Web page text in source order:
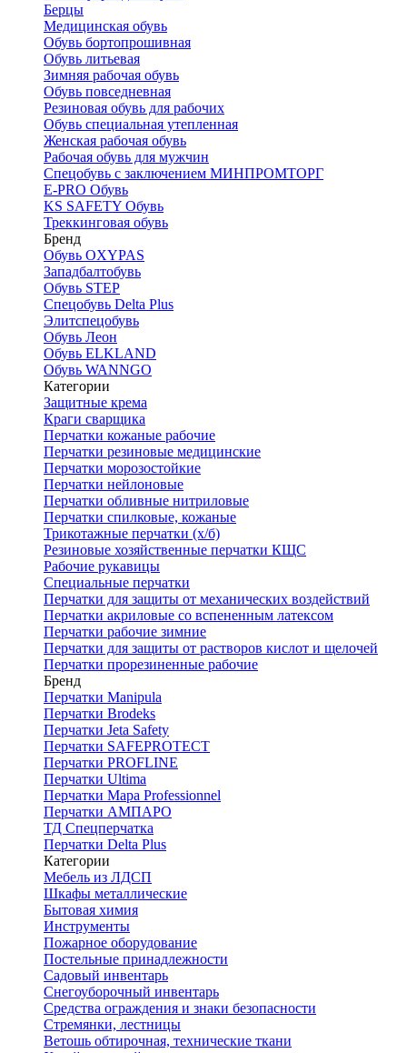
Берцы
Медицинская обувь
Обувь бортопрошивная
Обувь литьевая
Зимняя рабочая обувь
Обувь повседневная
Резиновая обувь для рабочих
Обувь специальная утепленная
Женская рабочая обувь
Рабочая обувь для мужчин
Спецобувь с заключением МИНПРОМТОРГ
E-PRO Обувь
KS SAFETY Обувь
Треккинговая обувь
Бренд
Обувь OXYPAS
Западбалтобувь
Обувь STEP
Спецобувь Delta Plus
Элитспецобувь
Обувь Леон
Обувь ELKLAND
Обувь WANNGO
Категории
Защитные крема
Краги сварщика
Перчатки кожаные рабочие
Перчатки резиновые медицинские
Перчатки морозостойкие
Перчатки нейлоновые
Перчатки обливные нитриловые
Перчатки спилковые, кожаные
Трикотажные перчатки (х/б)
Резиновые хозяйственные перчатки КЩС
Рабочие рукавицы
Специальные перчатки
Перчатки для защиты от механических воздействий
Перчатки акриловые со вспененным латексом
Перчатки рабочие зимние
Перчатки для защиты от растворов кислот и щелочей
Перчатки прорезиненные рабочие
Бренд
Перчатки Manipula
Перчатки Brodeks
Перчатки Jeta Safety
Перчатки SAFEPROTECT
Перчатки PROFLINE
Перчатки Ultima
Перчатки Мара Professionnel
Перчатки АМПАРО
ТД Спецперчатка
Перчатки Delta Plus
Категории
Мебель из ЛДСП
Шкафы металлические
Бытовая химия
Инструменты
Пожарное оборудование
Постельные принадлежности
Садовый инвентарь
Снегоуборочный инвентарь
Средства ограждения и знаки безопасности
Стремянки, лестницы
Ветошь обтирочная, технические ткани